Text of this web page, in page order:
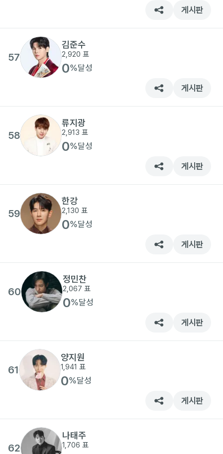
게시판
57
김준수
2,920 표
0%달성
게시판
58
류지광
2,913 표
0%달성
게시판
59
한강
2,130 표
0%달성
게시판
60
정민찬
2,067 표
0%달성
게시판
61
양지원
1,941 표
0%달성
게시판
62
나태주
1,706 표